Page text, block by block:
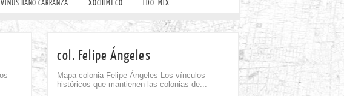
VENUSTIANO CARRANZA XOCHIMILCO EDO. MEX
col. Felipe Ángeles
Mapa colonia Felipe Ángeles Los vínculos
históricos que mantienen las colonias de...